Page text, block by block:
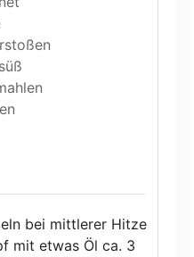
süß
bei mittlerer Hitze
mit etwas Öl ca. 3